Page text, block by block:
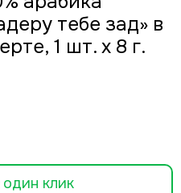
тебе зад» в
1 шт. х 8 г.
один клик